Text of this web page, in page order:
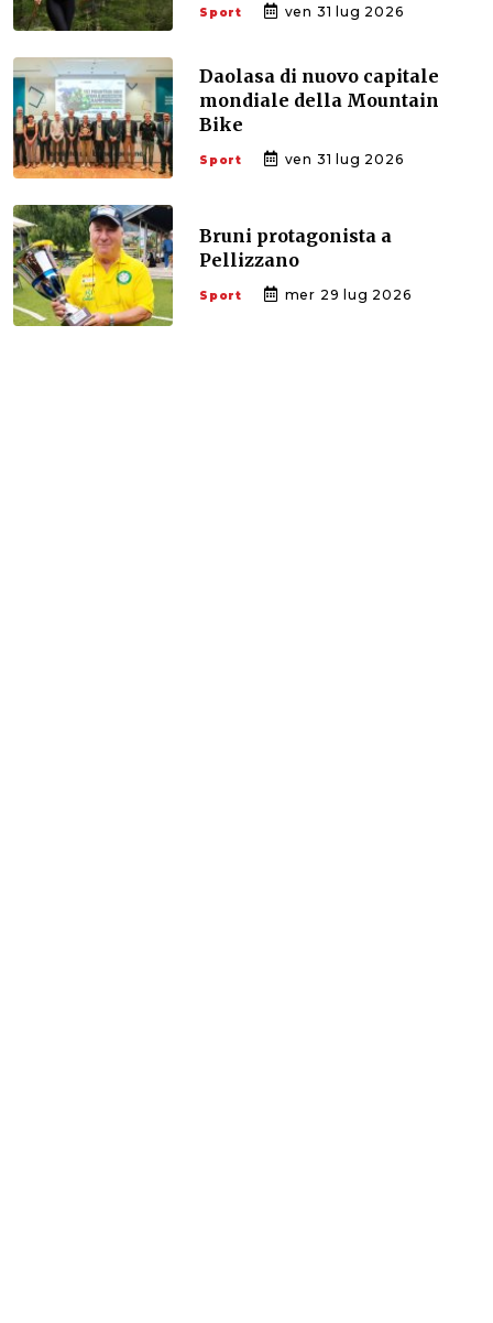
Sport ven 31 lug 2026
Daolasa di nuovo capitale
mondiale della Mountain
Bike
Sport ven 31 lug 2026
Bruni protagonista a
Pellizzano
Sport mer 29 lug 2026